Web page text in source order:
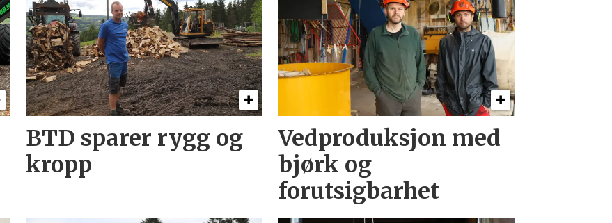
BTD sparer rygg og
kropp
Vedproduksjon med
bjørk og
forutsigbarhet